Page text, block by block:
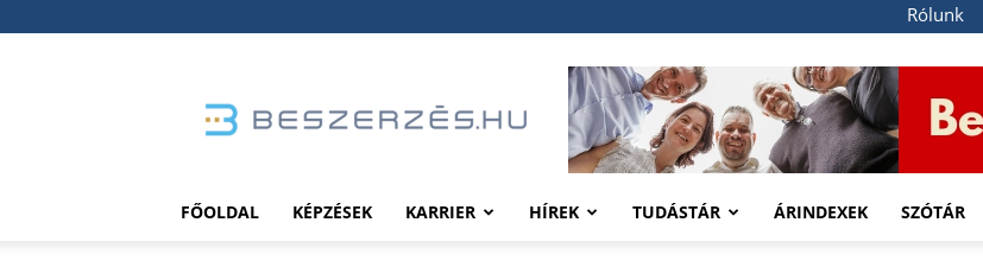
Rólunk
FŐOLDAL KÉPZÉSEK KARRIER HÍREK TUDÁSTÁR ÁRINDEXEK SZÓTÁR